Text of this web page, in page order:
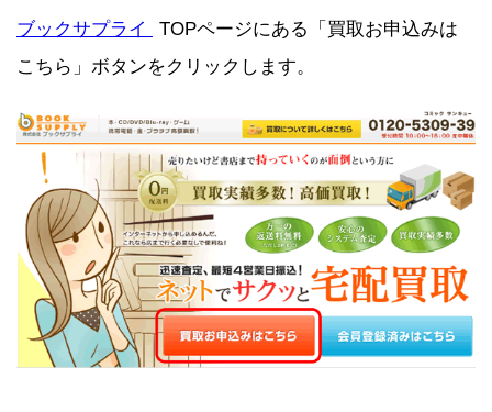
ブックサプライ
TOPページにある「買取お申込みは
こちら」ボタンをクリックします。